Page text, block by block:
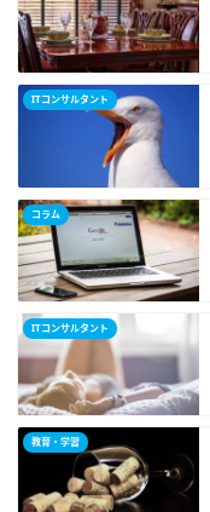
ITコンサルタント
コラム
ITコンサルタント
教育・学習